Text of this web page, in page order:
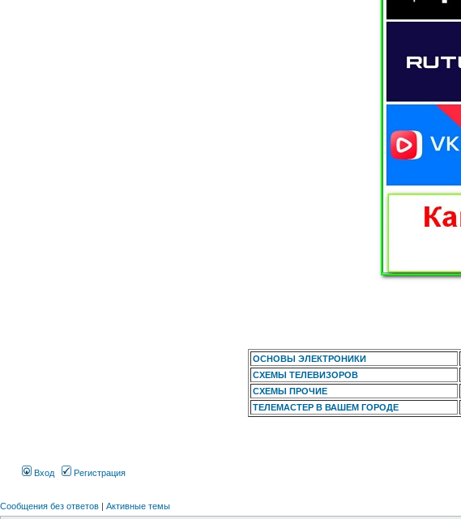
ОСНОВЫ ЭЛЕКТРОНИКИ
СХЕМЫ ТЕЛЕВИЗОРОВ
СХЕМЫ ПРОЧИЕ
ТЕЛЕМАСТЕР В ВАШЕМ ГОРОДЕ
Вход Регистрация
Сообщения без ответов | Активные темы